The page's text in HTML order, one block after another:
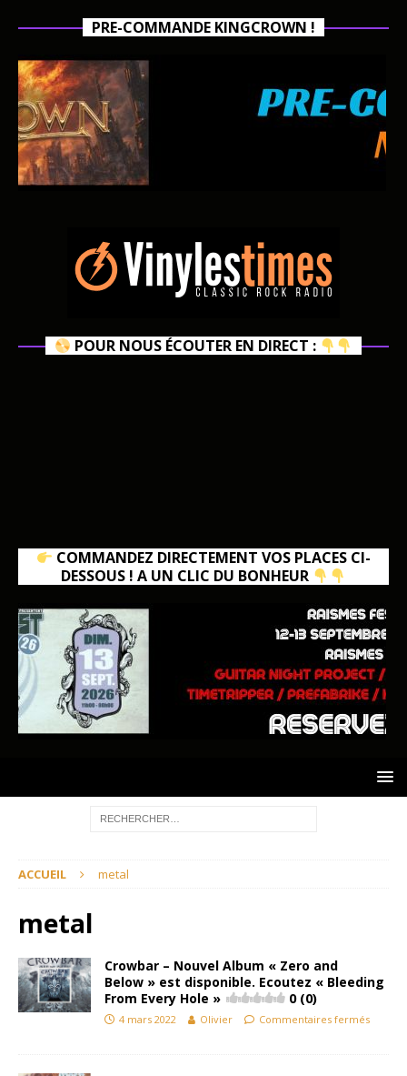
PRE-COMMANDE KINGCROWN !
POUR NOUS ÉCOUTER EN DIRECT :
COMMANDEZ DIRECTEMENT VOS PLACES CI-
DESSOUS ! A UN CLIC DU BONHEUR
ACCUEIL metal
metal
Crowbar – Nouvel Album « Zero and
Below » est disponible. Ecoutez « Bleeding
From Every Hole »
0 (0)
4 mars 2022 Olivier Commentaires fermés